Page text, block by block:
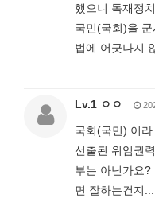
했으니 독재정
국민(국회)을
법에 어긋나지
Lv.1 ㅇㅇ
국회(국민) 이
선출된 위임권
부는 아닌가요?
면 잘하는건지